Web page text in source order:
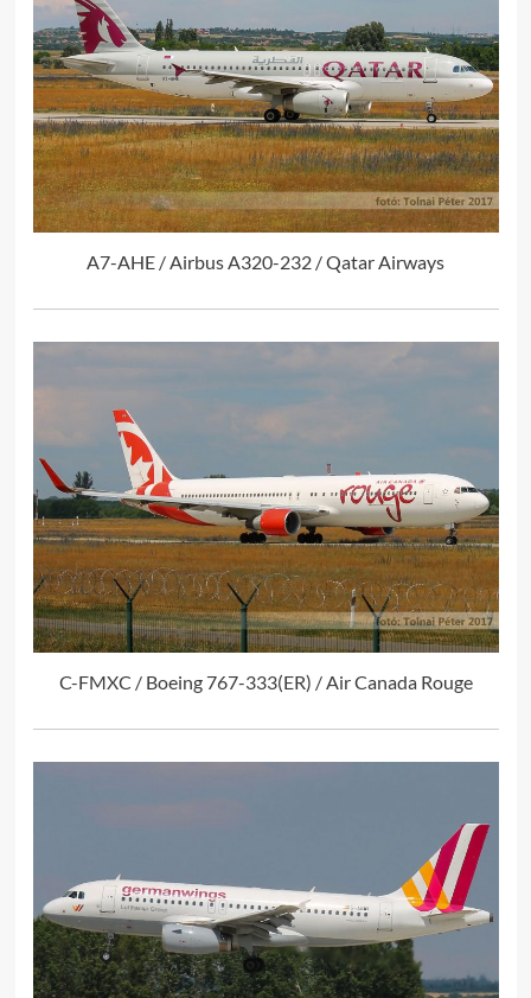
A7-AHE / Airbus A320-232 / Qatar Airways
C-FMXC / Boeing 767-333(ER) / Air Canada Rouge